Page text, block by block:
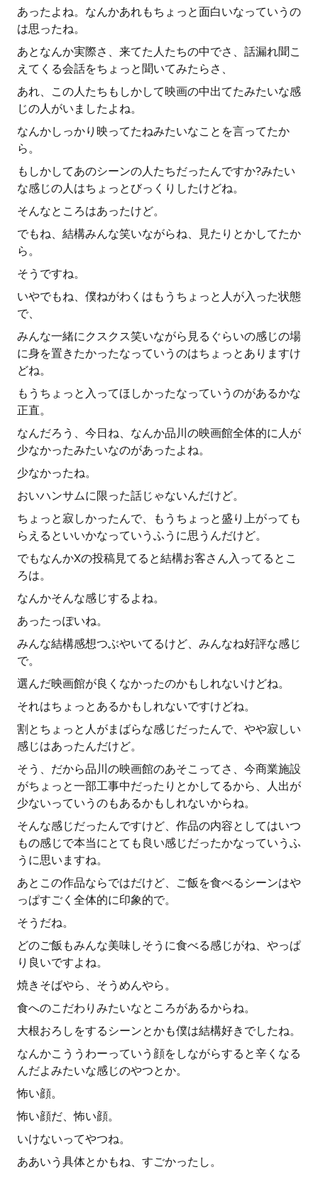
あったよね。なんかあれもちょっと面白いなっていうの
は思ったね。
あとなんか実際さ、来てた人たちの中でさ、話漏れ聞こ
えてくる会話をちょっと聞いてみたらさ、
あれ、この人たちもしかして映画の中出てたみたいな感
じの人がいましたよね。
なんかしっかり映ってたねみたいなことを言ってたか
ら。
もしかしてあのシーンの人たちだったんですか?みたい
な感じの人はちょっとびっくりしたけどね。
そんなところはあったけど。
でもね、結構みんな笑いながらね、見たりとかしてたか
ら。
そうですね。
いやでもね、僕ねがわくはもうちょっと人が入った状態
で、
みんな一緒にクスクス笑いながら見るぐらいの感じの場
に身を置きたかったなっていうのはちょっとありますけ
どね。
もうちょっと入ってほしかったなっていうのがあるかな
正直。
なんだろう、今日ね、なんか品川の映画館全体的に人が
少なかったみたいなのがあったよね。
少なかったね。
おいハンサムに限った話じゃないんだけど。
ちょっと寂しかったんで、もうちょっと盛り上がっても
らえるといいかなっていうふうに思うんだけど。
でもなんかXの投稿見てると結構お客さん入ってるとこ
ろは。
なんかそんな感じするよね。
あったっぽいね。
みんな結構感想つぶやいてるけど、みんなね好評な感じ
で。
選んだ映画館が良くなかったのかもしれないけどね。
それはちょっとあるかもしれないですけどね。
割とちょっと人がまばらな感じだったんで、やや寂しい
感じはあったんだけど。
そう、だから品川の映画館のあそこってさ、今商業施設
がちょっと一部工事中だったりとかしてるから、人出が
少ないっていうのもあるかもしれないからね。
そんな感じだったんですけど、作品の内容としてはいつ
もの感じで本当にとても良い感じだったかなっていうふ
うに思いますね。
あとこの作品ならではだけど、ご飯を食べるシーンはや
っぱすごく全体的に印象的で。
そうだね。
どのご飯もみんな美味しそうに食べる感じがね、やっぱ
り良いですよね。
焼きそばやら、そうめんやら。
食へのこだわりみたいなところがあるからね。
大根おろしをするシーンとかも僕は結構好きでしたね。
なんかこううわーっていう顔をしながらすると辛くなる
んだよみたいな感じのやつとか。
怖い顔。
怖い顔だ、怖い顔。
いけないってやつね。
ああいう具体とかもね、すごかったし。